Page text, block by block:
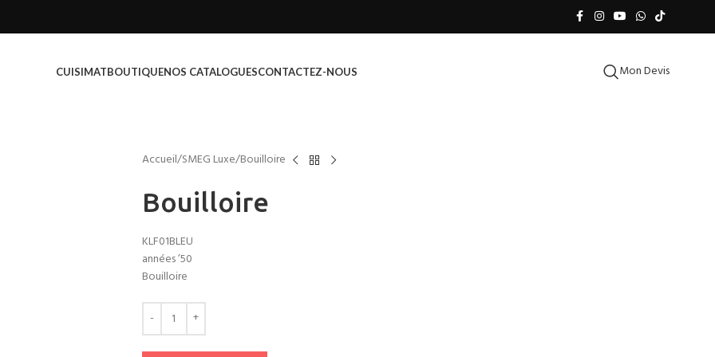
CUISIMATBOUTIQUENOS CATALOGUESCONTACTEZ-NOUS Mon Devis
Accueil SMEG Luxe Bouilloire
Bouilloire
KLF01BLEU
années ’50
Bouilloire